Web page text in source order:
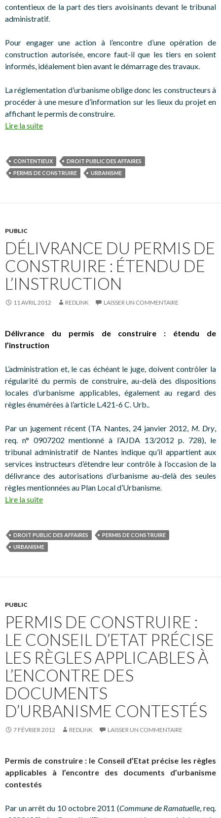
contentieux de la part des tiers avoisinants devant le tribunal
administratif.
Pour engager une action à l’encontre d’une opération de
construction autorisée, encore faut-il que les tiers en soient
informés, idéalement bien avant le démarrage des travaux.
La réglementation d’urbanisme oblige donc les constructeurs à
procéder à une mesure d’information sur les lieux du projet en
affichant le permis de construire.
Lire la suite
CONTENTIEUX
DROIT PUBLIC DES AFFAIRES
PERMIS DE CONSTRUIRE
URBANISME
PUBLIC
DÉLIVRANCE DU PERMIS DE
CONSTRUIRE : ÉTENDU DE
L’INSTRUCTION
11 AVRIL 2012 REDLINK LAISSER UN COMMENTAIRE
Délivrance du permis de construire : étendu de
l’instruction
L’administration et, le cas échéant le juge, doivent contrôler la
régularité du permis de construire, au-delà des dispositions
locales d’urbanisme applicables, également au regard des
règles énumérées à l’article L.421-6 C. Urb..
Par un jugement récent (TA Nantes, 24 janvier 2012, M. Dry,
req. n° 0907202 mentionné à l’AJDA 13/2012 p. 728), le
tribunal administratif de Nantes indique qu’il appartient aux
services instructeurs d’étendre leur contrôle à l’occasion de la
délivrance des autorisations d’urbanisme au-delà des seules
règles mentionnées au Plan Local d’Urbanisme.
Lire la suite
DROIT PUBLIC DES AFFAIRES
PERMIS DE CONSTRUIRE
URBANISME
PUBLIC
PERMIS DE CONSTRUIRE :
LE CONSEIL D’ETAT PRÉCISE
LES RÈGLES APPLICABLES À
L’ENCONTRE DES
DOCUMENTS
D’URBANISME CONTESTÉS
7 FÉVRIER 2012 REDLINK LAISSER UN COMMENTAIRE
Permis de construire : le Conseil d’Etat précise les règles
applicables à l’encontre des documents d’urbanisme
contestés
Par un arrêt du 10 octobre 2011 (Commune de Ramatuelle, req.